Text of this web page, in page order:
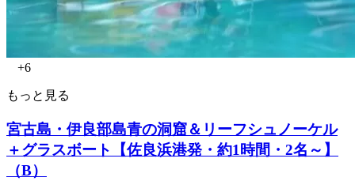
+6
もっと見る
宮古島・伊良部島青の洞窟＆リーフシュノーケル
＋グラスボート【佐良浜港発・約1時間・2名～】
（B）